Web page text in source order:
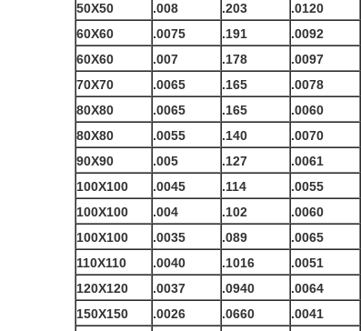
50X50
.008 .203 .0120
60X60
.0075 .191 .0092
60X60
.007 .178 .0097
70X70
.0065 .165 .0078
80X80
.0065 .165 .0060
80X80
.0055 .140 .0070
90X90
.005 .127 .0061
100X100
.0045 .114 .0055
100X100
.004 .102 .0060
100X100
.0035 .089 .0065
110X110
.0040 .1016 .0051
120X120
.0037 .0940 .0064
150X150
.0026 .0660 .0041